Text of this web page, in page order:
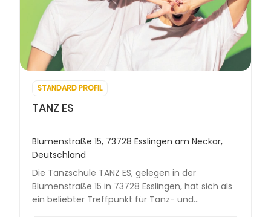
STANDARD PROFIL
TANZ ES
Blumenstraße 15, 73728 Esslingen am Neckar,
Deutschland
Die Tanzschule TANZ ES, gelegen in der
Blumenstraße 15 in 73728 Esslingen, hat sich als
ein beliebter Treffpunkt für Tanz- und